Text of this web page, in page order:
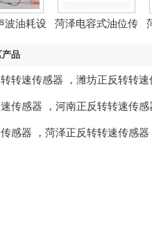
波油耗设
菏泽电容式油位传
产品
转速传感器 ， 潍坊正反转转速
传感器 ， 河南正反转转速传感
感器 ， 菏泽正反转转速传感器